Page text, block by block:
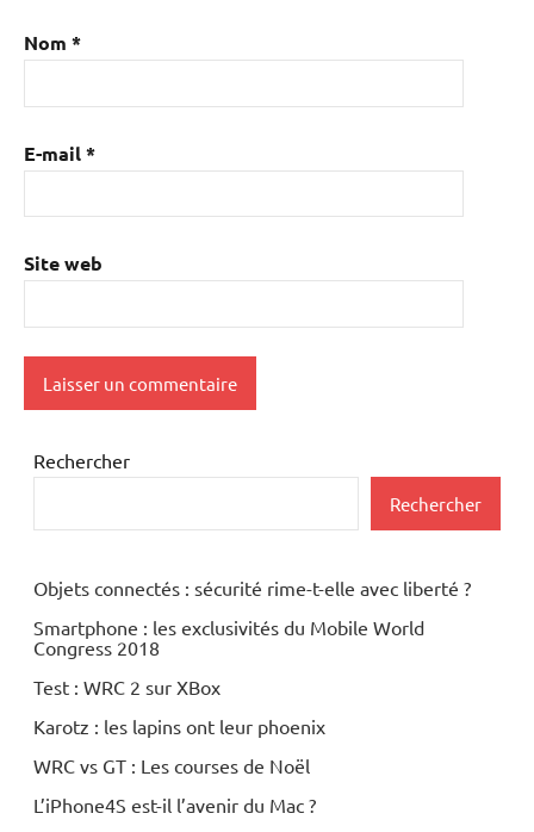
Nom *
E-mail*
Site web
Rechercher
Rechercher
Objets connectés : sécurité rime-t-elle avec liberté ?
Smartphone : les exclusivités du Mobile World
Congress 2018
Test : WRC 2 sur XBox
Karotz : les lapins ont leur phoenix
WRC vs GT : Les courses de Noël
L’iPhone4S est-il l’avenir du Mac ?